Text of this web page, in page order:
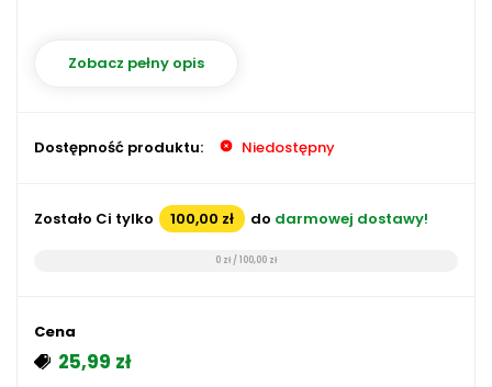
Zobacz pełny opis
Dostępność produktu: Niedostępny
Zostało Ci tylko 100,00 zł do darmowej dostawy!
0 zł / 100,00 zł
Cena
25,99 zł